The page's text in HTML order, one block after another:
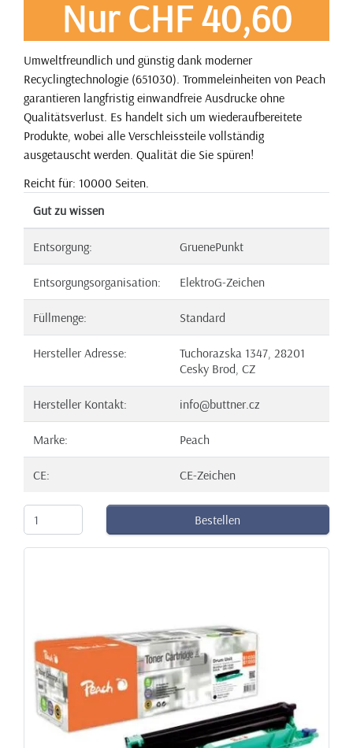
Nur CHF 40,60
Umweltfreundlich und günstig dank moderner
Recyclingtechnologie (651030). Trommeleinheiten von Peach
garantieren langfristig einwandfreie Ausdrucke ohne
Qualitätsverlust. Es handelt sich um wiederaufbereitete
Produkte, wobei alle Verschleissteile vollständig
ausgetauscht werden. Qualität die Sie spüren!
Reicht für: 10000 Seiten.
Gut zu wissen
Entsorgung: GruenePunkt
Entsorgungsorganisation: ElektroG-Zeichen
Füllmenge: Standard
Hersteller Adresse:
Tuchorazska 1347, 28201
Cesky Brod, CZ
Hersteller Kontakt: info@buttner.cz
Marke: Peach
CE: CE-Zeichen
Bestellen